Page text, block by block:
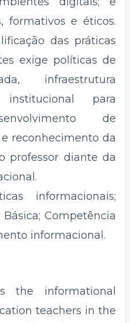
formativos e éticos.
das práticas
exige políticas de
infraestrutura
para
de
reconhecimento da
professor diante da
informacionais;
Básica; Competência
informacional.
the informational
teachers in the